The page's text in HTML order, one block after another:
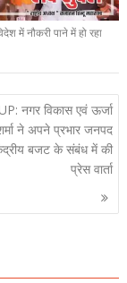
में नौकरी पाने में हो रहा
नगर विकास एवं ऊर्जा
ने अपने प्रभार जनपद
बजट के संबंध में की
प्रेस वार्ता